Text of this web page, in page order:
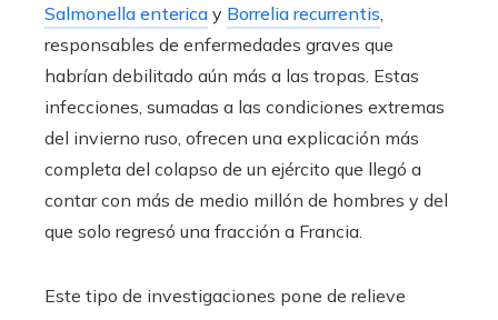
Salmonella enterica y Borrelia recurrentis
responsables de enfermedades graves que
habrían debilitado aún más a las tropas. Estas
infecciones, sumadas a las condiciones extremas
del invierno ruso, ofrecen una explicación más
completa del colapso de un ejército que llegó a
contar con más de medio millón de hombres y del
que solo regresó una fracción a Francia.
Este tipo de investigaciones pone de relieve